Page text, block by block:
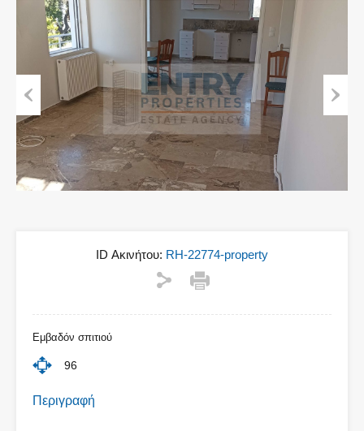
Previous
ID Ακινήτου: RH-22774-property
Εμβαδόν σπιτιού
96
Περιγραφή